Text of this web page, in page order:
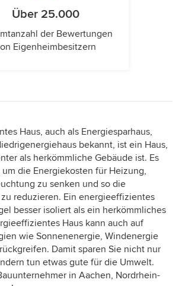
Über 25.000
der Bewertungen
Eigenheimbesitzern
Haus, auch als Energiesparhaus,
bekannt, ist ein Haus,
als herkömmliche Gebäude ist. Es
die Energiekosten für Heizung,
zu senken und so die
reduzieren. Ein energieeffizientes
besser isoliert als ein herkömmliches
Haus kann auch auf
wie Sonnenenergie, Windenergie
Damit sparen Sie nicht nur
tun etwas gute für die Umwelt.
in Aachen, Nordrhein-